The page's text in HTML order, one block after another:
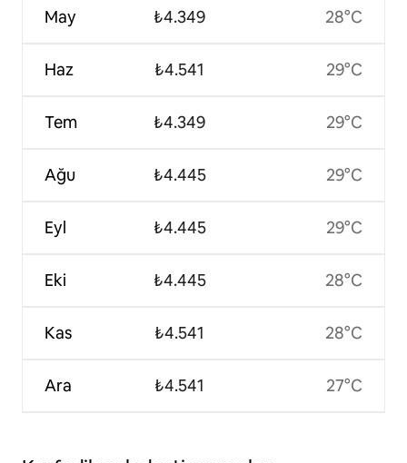
May
Haz
Tem
Ağu
Eyl
Eki
Kas
Ara
₺4.349
₺4.541
₺4.349
₺4.445
₺4.445
₺4.445
₺4.541
₺4.541
28°C
29°C
29°C
29°C
29°C
28°C
28°C
27°C